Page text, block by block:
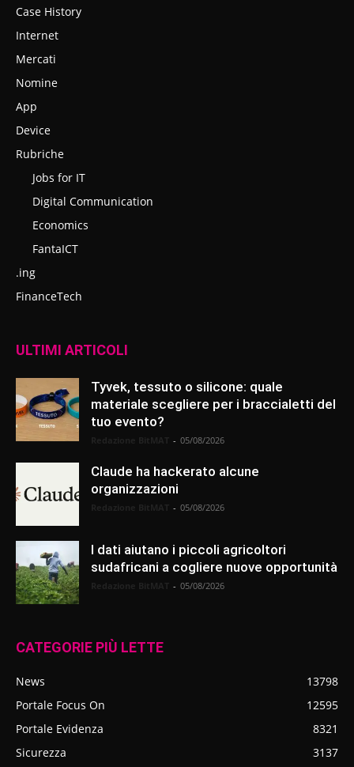
Case History
Internet
Mercati
Nomine
App
Device
Rubriche
Jobs for IT
Digital Communication
Economics
FantaICT
.ing
FinanceTech
ULTIMI ARTICOLI
Tyvek, tessuto o silicone: quale
materiale scegliere per i braccialetti del
tuo evento?
- 05/08/2026
Claude ha hackerato alcune
organizzazioni
- 05/08/2026
I dati aiutano i piccoli agricoltori
sudafricani a cogliere nuove opportunità
- 05/08/2026
CATEGORIE PIÙ LETTE
News
13798
Portale Focus On
12595
Portale Evidenza
8321
Sicurezza
3137